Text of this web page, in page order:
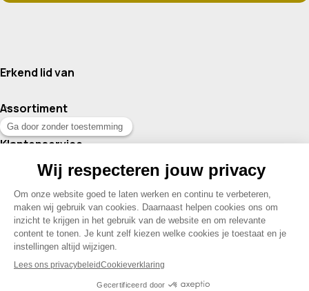
Erkend lid van
Assortiment
Klantenservice
Contact
© 2026 Drogisterij Het Geheim | Alle rechten voorbehouden |
Webdesign en hosting door Madoo|Sitemap